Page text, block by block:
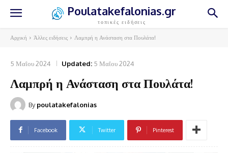
Poulatakefalonias.gr
τοπικές ειδήσεις
Αρχική Άλλες ειδήσεις Λαμπρή η Ανάσταση στα Πουλάτα!
5 Μαΐου 2024 Updated: 5 Μαΐου 2024
Λαμπρή η Ανάσταση στα Πουλάτα!
By poulatakefalonias
Facebook Twitter Pinterest